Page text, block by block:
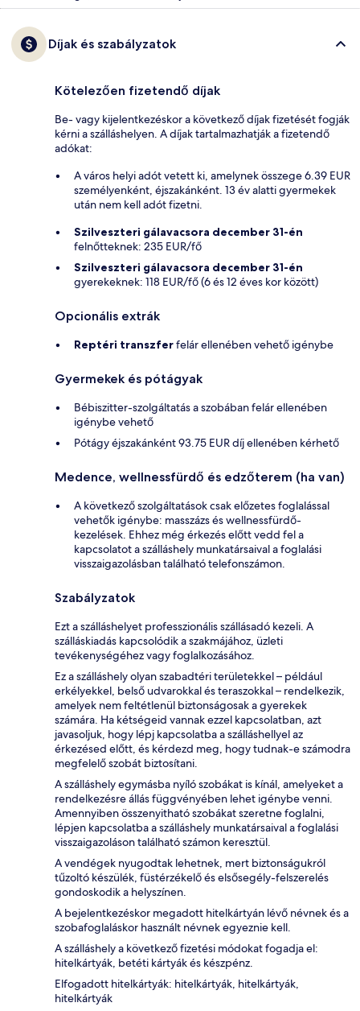
Díjak és szabályzatok
Kötelezően fizetendő díjak
Be- vagy kijelentkezéskor a következő díjak fizetését fogják
kérni a szálláshelyen. A díjak tartalmazhatják a fizetendő
adókat:
A város helyi adót vetett ki, amelynek összege 6.39 EUR
személyenként, éjszakánként. 13 év alatti gyermekek
után nem kell adót fizetni.
Szilveszteri gálavacsora december 31-én
felnőtteknek: 235 EUR/fő
Szilveszteri gálavacsora december 31-én
gyerekeknek: 118 EUR/fő (6 és 12 éves kor között)
Opcionális extrák
Reptéri transzferfelár ellenében vehető igénybe
Gyermekek és pótágyak
Bébiszitter-szolgáltatás a szobában felár ellenében
igénybe vehető
Pótágy éjszakánként 93.75 EUR díj ellenében kérhető
Medence, wellnessfürdő és edzőterem (ha van)
A következő szolgáltatások csak előzetes foglalással
vehetők igénybe: masszázs és wellnessfürdő-
kezelések. Ehhez még érkezés előtt vedd fel a
kapcsolatot a szálláshely munkatársaival a foglalási
visszaigazolásban található telefonszámon.
Szabályzatok
Ezt a szálláshelyet professzionális szállásadó kezeli. A
szálláskiadás kapcsolódik a szakmájához, üzleti
tevékenységéhez vagy foglalkozásához.
Ez a szálláshely olyan szabadtéri területekkel – például
erkélyekkel, belső udvarokkal és teraszokkal – rendelkezik,
amelyek nem feltétlenül biztonságosak a gyerekek
számára. Ha kétségeid vannak ezzel kapcsolatban, azt
javasoljuk, hogy lépj kapcsolatba a szálláshellyel az
érkezésed előtt, és kérdezd meg, hogy tudnak-e számodra
megfelelő szobát biztosítani.
A szálláshely egymásba nyíló szobákat is kínál, amelyeket a
rendelkezésre állás függvényében lehet igénybe venni.
Amennyiben összenyitható szobákat szeretne foglalni,
lépjen kapcsolatba a szálláshely munkatársaival a foglalási
visszaigazoláson található számon keresztül.
A vendégek nyugodtak lehetnek, mert biztonságukról
tűzoltó készülék, füstérzékelő és elsősegély-felszerelés
gondoskodik a helyszínen.
A bejelentkezéskor megadott hitelkártyán lévő névnek és a
szobafoglaláskor használt névnek egyeznie kell.
A szálláshely a következő fizetési módokat fogadja el:
hitelkártyák, betéti kártyák és készpénz.
Elfogadott hitelkártyák: hitelkártyák, hitelkártyák,
hitelkártyák